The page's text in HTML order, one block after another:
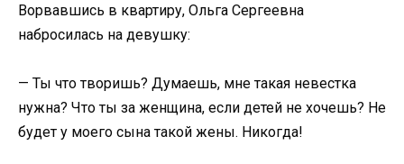
Ворвавшись в квартиру, Ольга Сергеевна
набросилась на девушку:
— Ты что творишь? Думаешь, мне такая невестка
нужна? Что ты за женщина, если детей не хочешь? Не
будет у моего сына такой жены. Никогда!